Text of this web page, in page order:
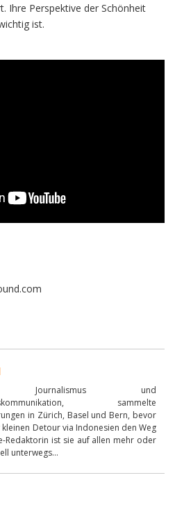
Ihre Perspektive der Schönheit
ist.
Journalismus und
sammelte
in Zürich, Basel und Bern, bevor
Detour via Indonesien den Weg
Redaktorin ist sie auf allen mehr oder
unterwegs...